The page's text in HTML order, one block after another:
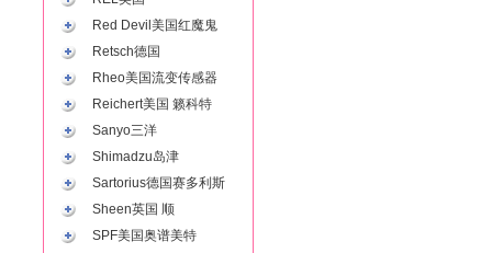
Red Devil美国红魔鬼
Retsch德国
Rheo美国流变传感器
Reichert美国 籁科特
Sanyo三洋
Shimadzu岛津
Sartorius德国赛多利斯
Sheen英国 顺
SPF美国奥谱美特